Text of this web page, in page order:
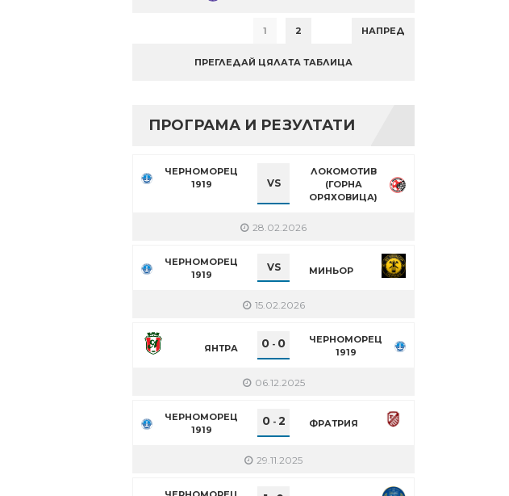
1 2 НАПРЕД
ПРЕГЛЕДАЙ ЦЯЛАТА ТАБЛИЦА
ПРОГРАМА И РЕЗУЛТАТИ
ЧЕРНОМОРЕЦ
1919
VS
ЛОКОМОТИВ
(ГОРНА
ОРЯХОВИЦА)
28.02.2026
ЧЕРНОМОРЕЦ
1919
VS МИНЬОР
15.02.2026
ЯНТРА 0 - 0
ЧЕРНОМОРЕЦ
1919
06.12.2025
ЧЕРНОМОРЕЦ
1919
0- 2 ФРАТРИЯ
29.11.2025